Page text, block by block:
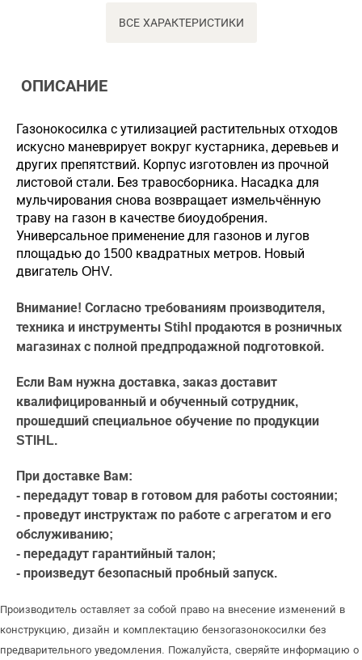
ВСЕ ХАРАКТЕРИСТИКИ
ОПИСАНИЕ
Газонокосилка с утилизацией растительных отходов
искусно маневрирует вокруг кустарника, деревьев и
других препятствий. Корпус изготовлен из прочной
листовой стали. Без травосборника. Насадка для
мульчирования снова возвращает измельчённую
траву на газон в качестве биоудобрения.
Универсальное применение для газонов и лугов
площадью до 1500 квадратных метров. Новый
двигатель OHV.
Внимание! Согласно требованиям производителя,
техника и инструменты Stihl продаются в розничных
магазинах с полной предпродажной подготовкой.
Если Вам нужна доставка, заказ доставит
квалифицированный и обученный сотрудник,
прошедший специальное обучение по продукции
STIHL.
При доставке Вам:
- передадут товар в готовом для работы состоянии;
- проведут инструктаж по работе с агрегатом и его
обслуживанию;
- передадут гарантийный талон;
- произведут безопасный пробный запуск.
Производитель оставляет за собой право на внесение изменений в
конструкцию, дизайн и комплектацию бензогазонокосилки без
предварительного уведомления. Пожалуйста, сверяйте информацию о